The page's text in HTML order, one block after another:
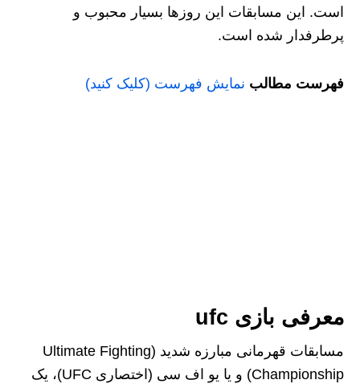
است. این مسابقات این روزها بسیار محبوب و
پرطرفدار شده است.
فهرست مطالب نمایش فهرست (کلیک کنید)
معرفی بازی ufc
مسابقات قهرمانی مبارزه شدید (Ultimate Fighting
Championship) و یا یو اف‌ سی (اختصاری UFC)، یک